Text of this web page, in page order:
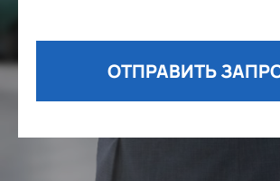
ОТПРАВИТЬ